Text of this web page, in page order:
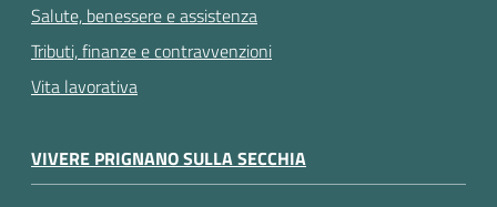
Salute, benessere e assistenza
Tributi, finanze e contravvenzioni
Vita lavorativa
VIVERE PRIGNANO SULLA SECCHIA